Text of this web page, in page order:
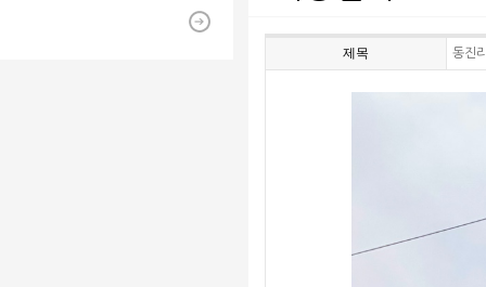
제목 동진